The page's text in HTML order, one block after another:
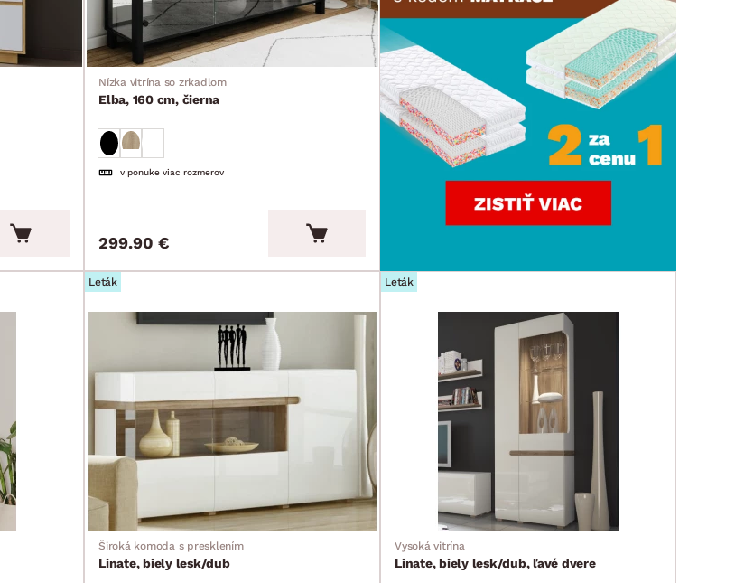
Nízka vitrína so zrkadlom
Elba, 160 cm, čierna
v ponuke viac rozmerov
299.90 €
Leták
Široká komoda s presklením
Linate, biely lesk/dub
Leták
Vysoká vitrína
Linate, biely lesk/dub, ľavé dvere